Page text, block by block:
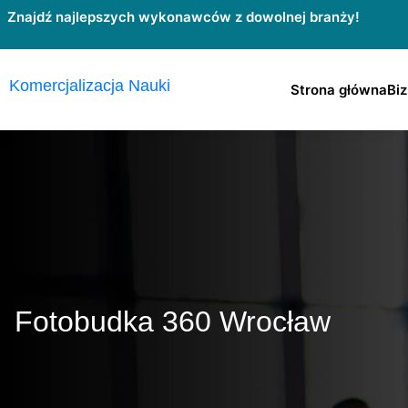
Przejdź
treści
Znajdź najlepszych wykonawców z dowolnej branży!
Komercjalizacja Nauki Strona główna
Fotobudka 360 Wrocław